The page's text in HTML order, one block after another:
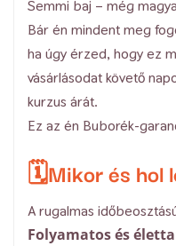
Semmi baj – még
Bár én mindent meg
ha úgy érzed, hogy ez
vásárlásodat követő
kurzus árát.
Ez az én Buborék-
🗓️Mikor és hol
A rugalmas
Folyamatos és